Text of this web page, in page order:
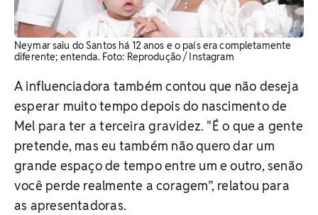
Neymar saiu do Santos há 12 anos e o país era completamente
diferente; entenda. ​Foto: Reprodução / Instagram
A influenciadora também contou que não deseja
esperar muito tempo depois do nascimento de
Mel para ter a terceira gravidez. "É o que a gente
pretende, mas eu também não quero dar um
grande espaço de tempo entre um e outro, senão
você perde realmente a coragem”, relatou para
as apresentadoras.